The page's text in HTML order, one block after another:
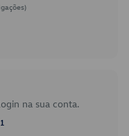
na sua conta.